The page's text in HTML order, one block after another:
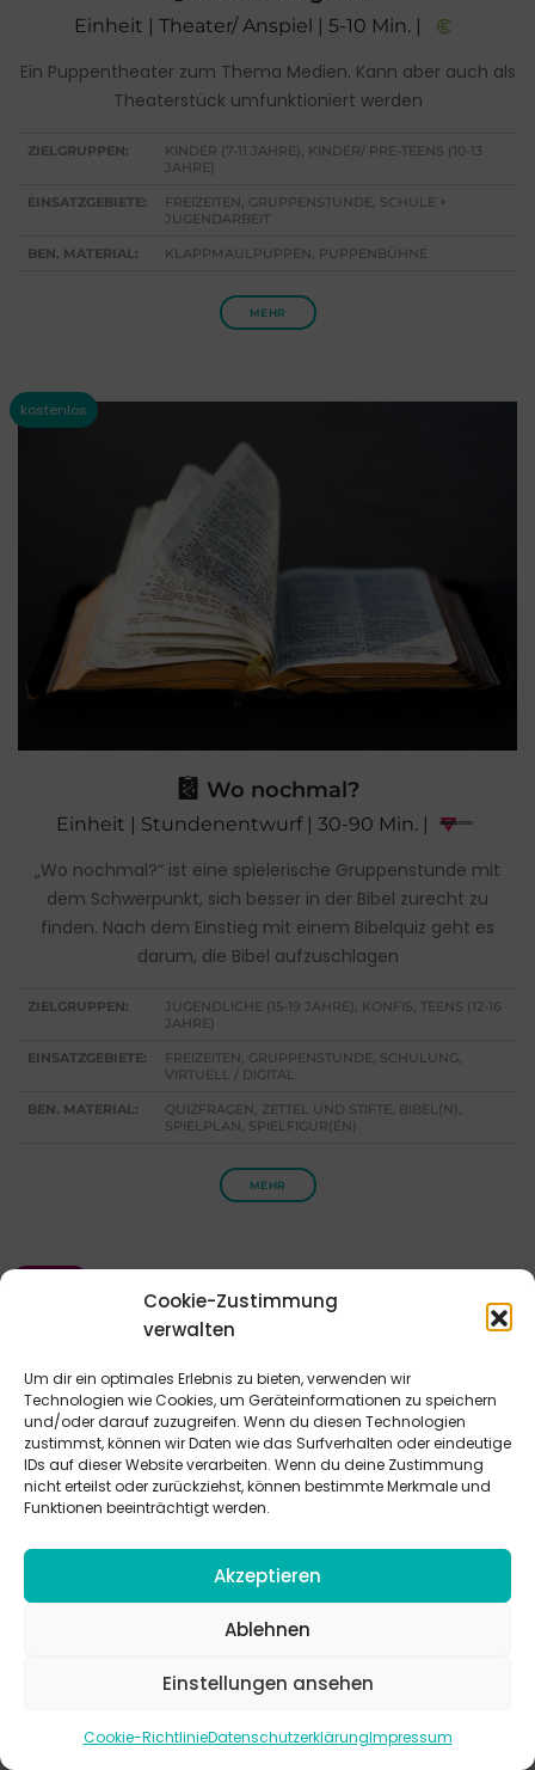
Cookie-Zustimmung
verwalten
Um dir ein optimales Erlebnis zu bieten, verwenden wir
Technologien wie Cookies, um Geräteinformationen zu speichern
und/oder darauf zuzugreifen. Wenn du diesen Technologien
zustimmst, können wir Daten wie das Surfverhalten oder eindeutige
IDs auf dieser Website verarbeiten. Wenn du deine Zustimmung
nicht erteilst oder zurückziehst, können bestimmte Merkmale und
Funktionen beeinträchtigt werden.
Akzeptieren
Ablehnen
Einstellungen ansehen
Cookie-RichtlinieDatenschutzerklärungImpressum
Einheit | Theater/ Anspiel | 5-10 Min. |
Ein Puppentheater zum Thema Medien. Kann aber auch als
Theaterstück umfunktioniert werden
ZIELGRUPPEN:
KINDER (7-11 JAHRE), KINDER/ PRE-TEENS (10-13
JAHRE)
EINSATZGEBIETE:
FREIZEITEN, GRUPPENSTUNDE, SCHULE +
JUGENDARBEIT
BEN. MATERIAL: KLAPPMAULPUPPEN, PUPPENBÜHNE
MEHR
Wo nochmal?
Einheit | Stundenentwurf | 30-90 Min. |
„Wo nochmal?“ ist eine spielerische Gruppenstunde mit
dem Schwerpunkt, sich besser in der Bibel zurecht zu
finden. Nach dem Einstieg mit einem Bibelquiz geht es
darum, die Bibel aufzuschlagen
ZIELGRUPPEN:
JUGENDLICHE (15-19 JAHRE), KONFIS, TEENS (12-16
JAHRE)
EINSATZGEBIETE:
FREIZEITEN, GRUPPENSTUNDE, SCHULUNG,
VIRTUELL / DIGITAL
BEN. MATERIAL:
QUIZFRAGEN, ZETTEL UND STIFTE, BIBEL(N),
SPIELPLAN, SPIELFIGUR(EN)
MEHR
Einheit | Spiel(e) | 15-30 Min. |
Ein Kicker-Turnier mit echten Menschen - Spaß und